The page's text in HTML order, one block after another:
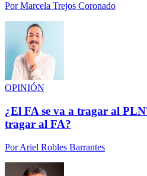
PorMarcela Trejos Coronado
OPINIÓN
¿El FA se va a tragar al
tragar al FA?
PorAriel Robles Barrantes